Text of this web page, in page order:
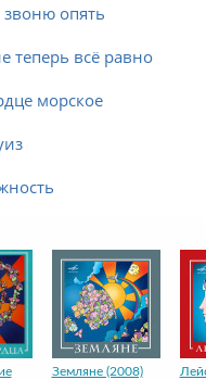
опять
теперь всё равно
морское
Земляне (2008)